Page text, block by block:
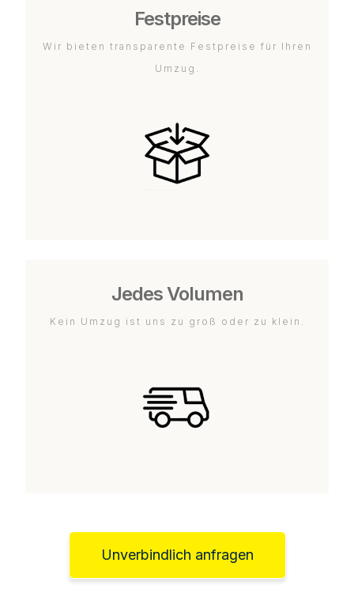
Festpreise
Wir bieten transparente Festpreise für Ihren
Umzug.
Jedes Volumen
Kein Umzug ist uns zu groß oder zu klein.
Unverbindlich anfragen